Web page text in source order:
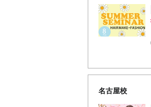
名古屋校